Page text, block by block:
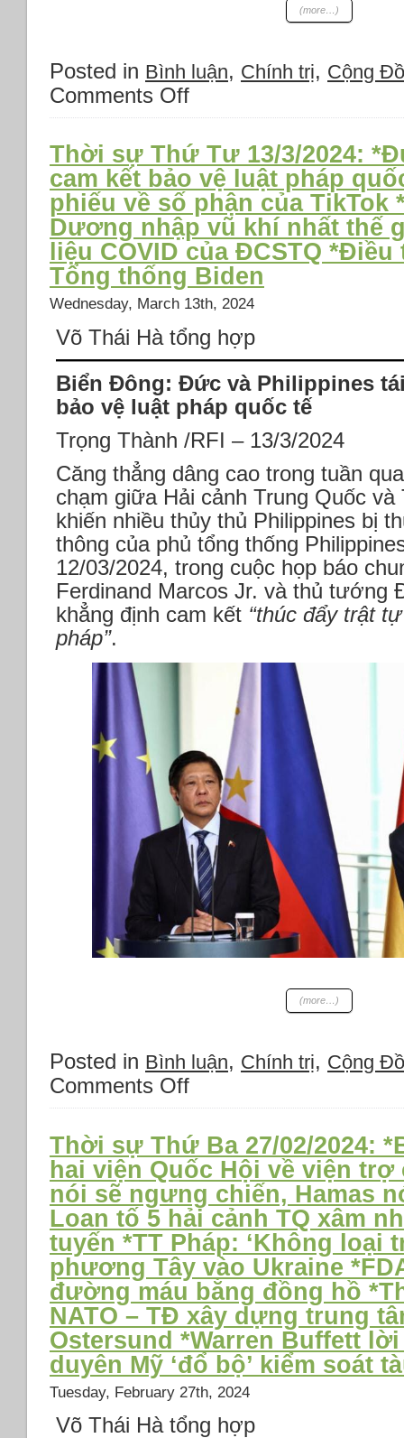
(more…)
Posted in Bình luận, Chính trị, Cộng
Comments Offon
Thứ
Ba
19/3/2024:
*Mỹ
cam
kết
bảo
vệ
Philippines,
TQ
giận
*EU
trừng
phạt
Hamas
và
Israel
*Bắc
Hàn
bắn
tên
lửa
đạn
đạo
khi
Ô.
laser
chỉ
mất
13
USD
mỗi
lần
bắn
*Các
công
ty
lớn
TQ
*Viện
nghiệp
thực
sự
ở
Hoa
Kỳ
là
23% *Nhật
chấm
dứt
chính
sách
lãi
suất
âm
Thời sự Thứ Tư 13/3/2024:
cam kết bảo vệ luật pháp
phiếu về số phận của TikTok
Dương nhập vũ khí nhất thế
liệu COVID của ĐCSTQ
Tổng thống Biden
Wednesday, March 13th, 2024
Võ Thái Hà tổng hợp
Biển Đông: Đức và Philippines
bảo vệ luật pháp quốc tế
Trọng Thành /RFI – 13/3/2024
Căng thẳng dâng cao trong tuần
chạm giữa Hải cảnh Trung Quốc và
khiến nhiều thủy thủ Philippines bị
thông của phủ tổng thống
12/03/2024, trong cuộc họp báo
Ferdinand Marcos Jr. và thủ tướng
khẳng định cam kết ‘‘thúc đẩy trật
pháp’’.
(more…)
Posted in Bình luận, Chính trị, Cộng
Comments Offon
Thứ
Tư
13/3/2024:
*Đức
và
Philippines
cam
kết
bảo
vệ
luật
pháp
quốc
tế
*Hạ
Mỹ
Thời sự Thứ Ba 27/02/2024:
hai viện Quốc Hội về viện
nói sẽ ngưng chiến, Hamas
Loan tố 5 hải cảnh TQ xâm
tuyến *TT Pháp: ‘Không loại
phương Tây vào Ukraine
đường máu bằng đồng hồ
NATO – TĐ xây dựng trung
Ostersund *Warren Buffett
duyên Mỹ ‘đổ bộ’ kiểm soát
Tuesday, February 27th, 2024
Võ Thái Hà tổng hợp